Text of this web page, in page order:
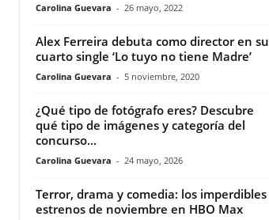
Carolina Guevara - 26 mayo, 2022
Alex Ferreira debuta como director en su
cuarto single ‘Lo tuyo no tiene Madre’
Carolina Guevara - 5 noviembre, 2020
¿Qué tipo de fotógrafo eres? Descubre
qué tipo de imágenes y categoría del
concurso...
Carolina Guevara - 24 mayo, 2026
Terror, drama y comedia: los imperdibles
estrenos de noviembre en HBO Max